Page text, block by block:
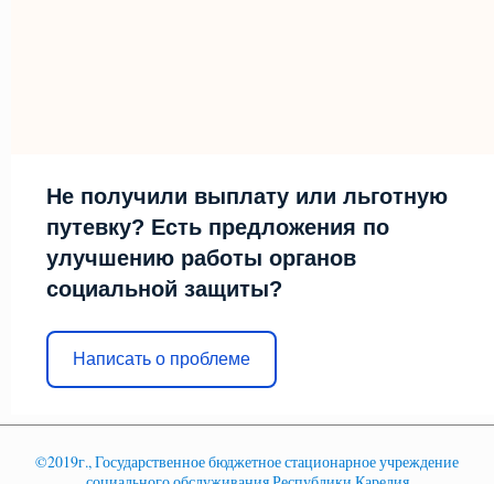
Не получили выплату или льготную
путевку? Есть предложения по
улучшению работы органов
социальной защиты?
Написать о проблеме
©2019г., Государственное бюджетное стационарное учреждение